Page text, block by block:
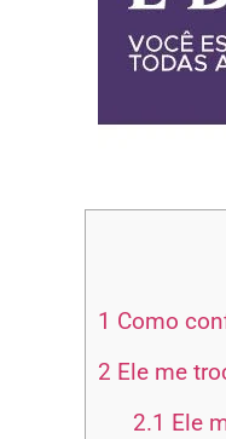
1 Como
2 Ele me
2.1 Ele